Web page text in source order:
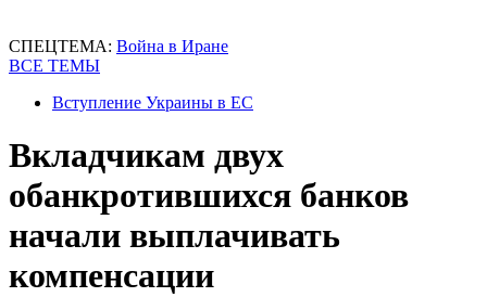
СПЕЦТЕМА: Война в Иране
ВСЕ ТЕМЫ
Вступление Украины в ЕС
Вкладчикам двух
обанкротившихся банков
начали выплачивать
компенсации